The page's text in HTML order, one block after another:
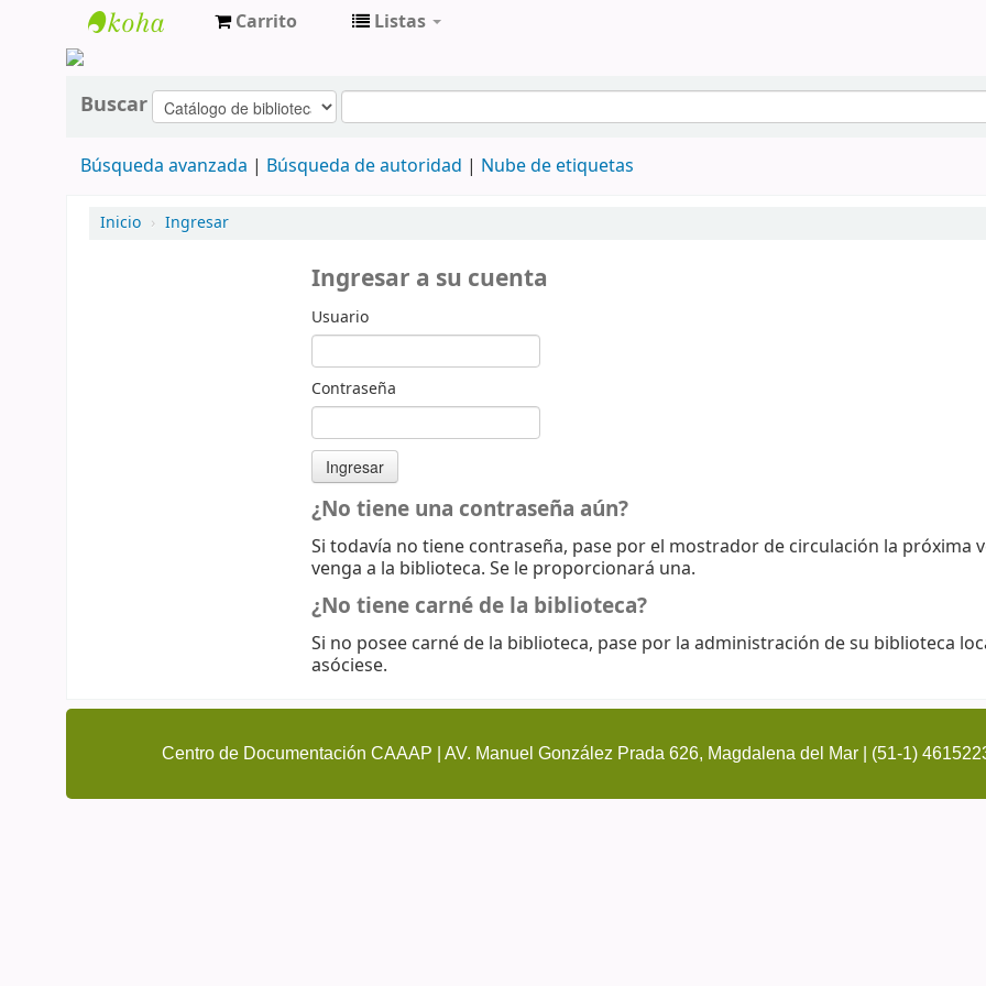
Carrito Listas
Buscar
Búsqueda avanzada Búsqueda de autoridad Nube de etiquetas
Inicio › Ingresar
Ingresar a su cuenta
Usuario
Contraseña
¿No tiene una contraseña aún?
Si todavía no tiene contraseña, pase por el mostrador de circulación la próxima
venga a la biblioteca. Se le proporcionará una.
¿No tiene carné de la biblioteca?
Si no posee carné de la biblioteca, pase por la administración de su biblioteca
asóciese.
Centro de Documentación CAAAP | AV. Manuel González Prada 626, Magdalena del Mar | (51-1)